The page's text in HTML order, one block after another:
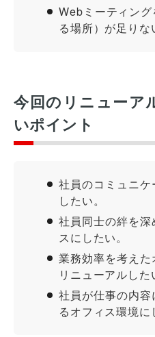
Webミーティン
る場所）が足りな
今回のリニューア
いポイント
社員のコミュニ
したい。
社員同士の絆を
スにしたい。
業務効率を考え
リニューアルした
社員が仕事の内
るオフィス環境に